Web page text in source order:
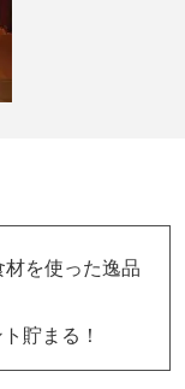
を使った逸品
貯まる！